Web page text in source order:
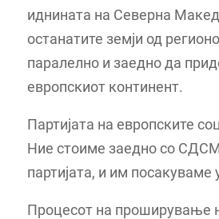
иднината на Северна
останатите земји од
паралелно и заедно да
европскиот континент.
Партијата на европските
Ние стоиме заедно со
партијата, и им посакуваме
Процесот на проширување